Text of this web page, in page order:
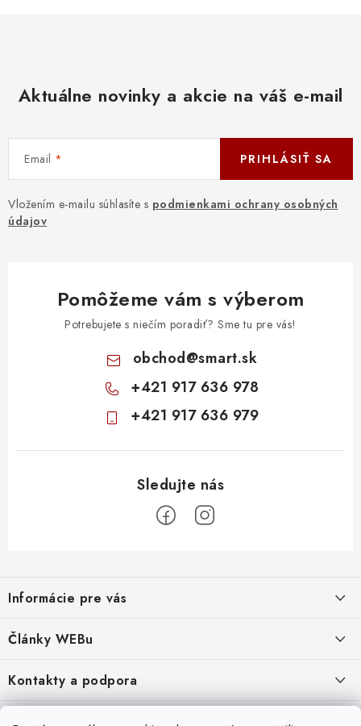
Aktuálne novinky a akcie na váš e-mail
Email
Vložením e-mailu súhlasíte s podmienkami ochrany osobných
údajov
PRIHLÁSIŤ SA
Pomôžeme vám s výberom
Potrebujete s niečím poradiť? Sme tu pre vás!
obchod@smart.sk
+421 917 636 978
+421 917 636 979
p
ä
e
Informácie pre vás
Obchodné podmienky
Moja objednávka
Odstúpenie od zmluvy
Články WEBu
Dôležité oznamy
16.6.2026
Kontakty a podpora
Servisné služby